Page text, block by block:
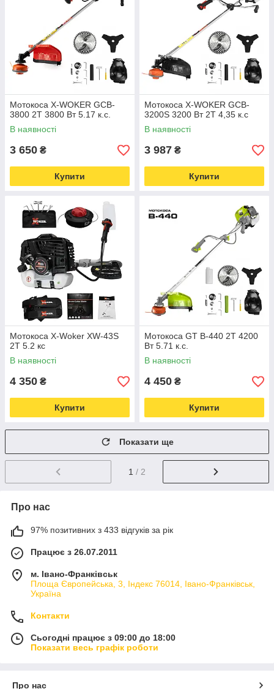
Мотокоса X-WOKER GCB-
3800 2Т 3800 Вт 5.17 к.с.
В наявності
3 650 ₴
Купити
Мотокоса X-WOKER GCB-
3200S 3200 Вт 2Т 4,35 к.с
В наявності
3 987 ₴
Купити
Мотокоса X-Woker XW-43S
2Т 5.2 кс
В наявності
4 350 ₴
Купити
Мотокоса GT B-440 2Т 4200
Вт 5.71 к.с.
В наявності
4 450 ₴
Купити
Показати ще
1 / 2
Про нас
97% позитивних з 433 відгуків за рік
Працює з 26.07.2011
м. Івано-Франківськ
Площа Європейська, 3, Індекс 76014, Івано-Франківськ,
Україна
Контакти
Сьогодні працює з 09:00 до 18:00
Показати весь графік роботи
Про нас